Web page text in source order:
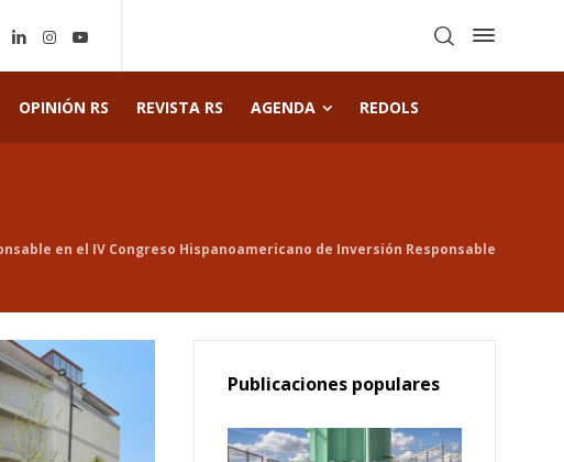
OPINIÓN RS REVISTA RS AGENDA REDOLS
en el IV Congreso Hispanoamericano de Inversión Responsable
Publicaciones populares